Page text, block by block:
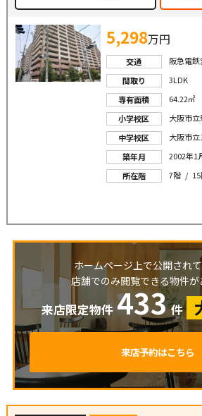
5,298万円
交通
阪急電
間取り
3LDK
専有面積
64.22㎡
小学校区
大阪市
中学校区
大阪市
築年月
2002年1
所在階
7階 / 15
ホームページ上で公開され
店舗でのみ閲覧できる物件
来店限定物件 433 件
来店予約はこちら